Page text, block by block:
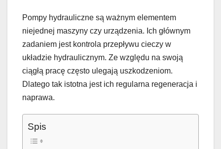
Pompy hydrauliczne są ważnym elementem
niejednej maszyny czy urządzenia. Ich głównym
zadaniem jest kontrola przepływu cieczy w
układzie hydraulicznym. Ze względu na swoją
ciągłą pracę często ulegają uszkodzeniom.
Dlatego tak istotna jest ich regularna regeneracja i
naprawa.
Spis